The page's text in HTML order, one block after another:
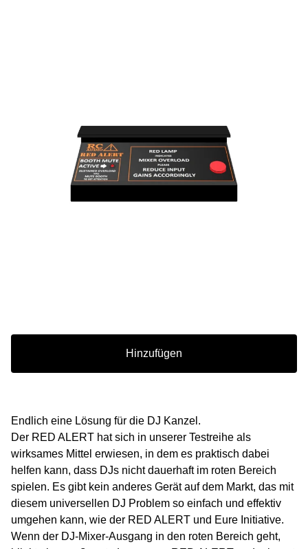
Hinzufügen
Endlich eine Lösung für die DJ Kanzel.
Der RED ALERT hat sich in unserer Testreihe als
wirksames Mittel erwiesen, in dem es praktisch dabei
helfen kann, dass DJs nicht dauerhaft im roten Bereich
spielen. Es gibt kein anderes Gerät auf dem Markt, das mit
diesem universellen DJ Problem so einfach und effektiv
umgehen kann, wie der RED ALERT und Eure Initiative.
Wenn der DJ-Mixer-Ausgang in den roten Bereich geht,